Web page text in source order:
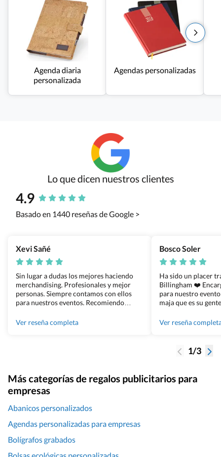
Agenda diaria
personalizada
Agendas personalizadas
Lo que dicen nuestros clientes
4.9
Basado en 1440 reseñas de Google >
Xevi Sañé
Sin lugar a dudas los mejores haciendo
merchandising. Profesionales y mejor
personas. Siempre contamos con ellos
para nuestros eventos. Recomiendo
Ver reseña completa
Bosco Soler
Ha sido un placer
Billingham ❤️
para nuestro
maja que es su
100%
Ver reseña
1/3
Más categorías de regalos publicitarios para
empresas
Abanicos personalizados
Agendas personalizadas para empresas
Bolígrafos grabados